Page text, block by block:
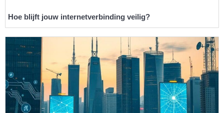
Hoe blijft jouw internetverbinding veilig?